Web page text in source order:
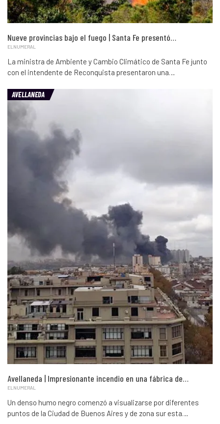
Nueve provincias bajo el fuego | Santa Fe presentó…
ELNUMERAL
La ministra de Ambiente y Cambio Climático de Santa Fe junto
con el intendente de Reconquista presentaron una…
AVELLANEDA
Avellaneda | Impresionante incendio en una fábrica de…
ELNUMERAL
Un denso humo negro comenzó a visualizarse por diferentes
puntos de la Ciudad de Buenos Aires y de zona sur esta…